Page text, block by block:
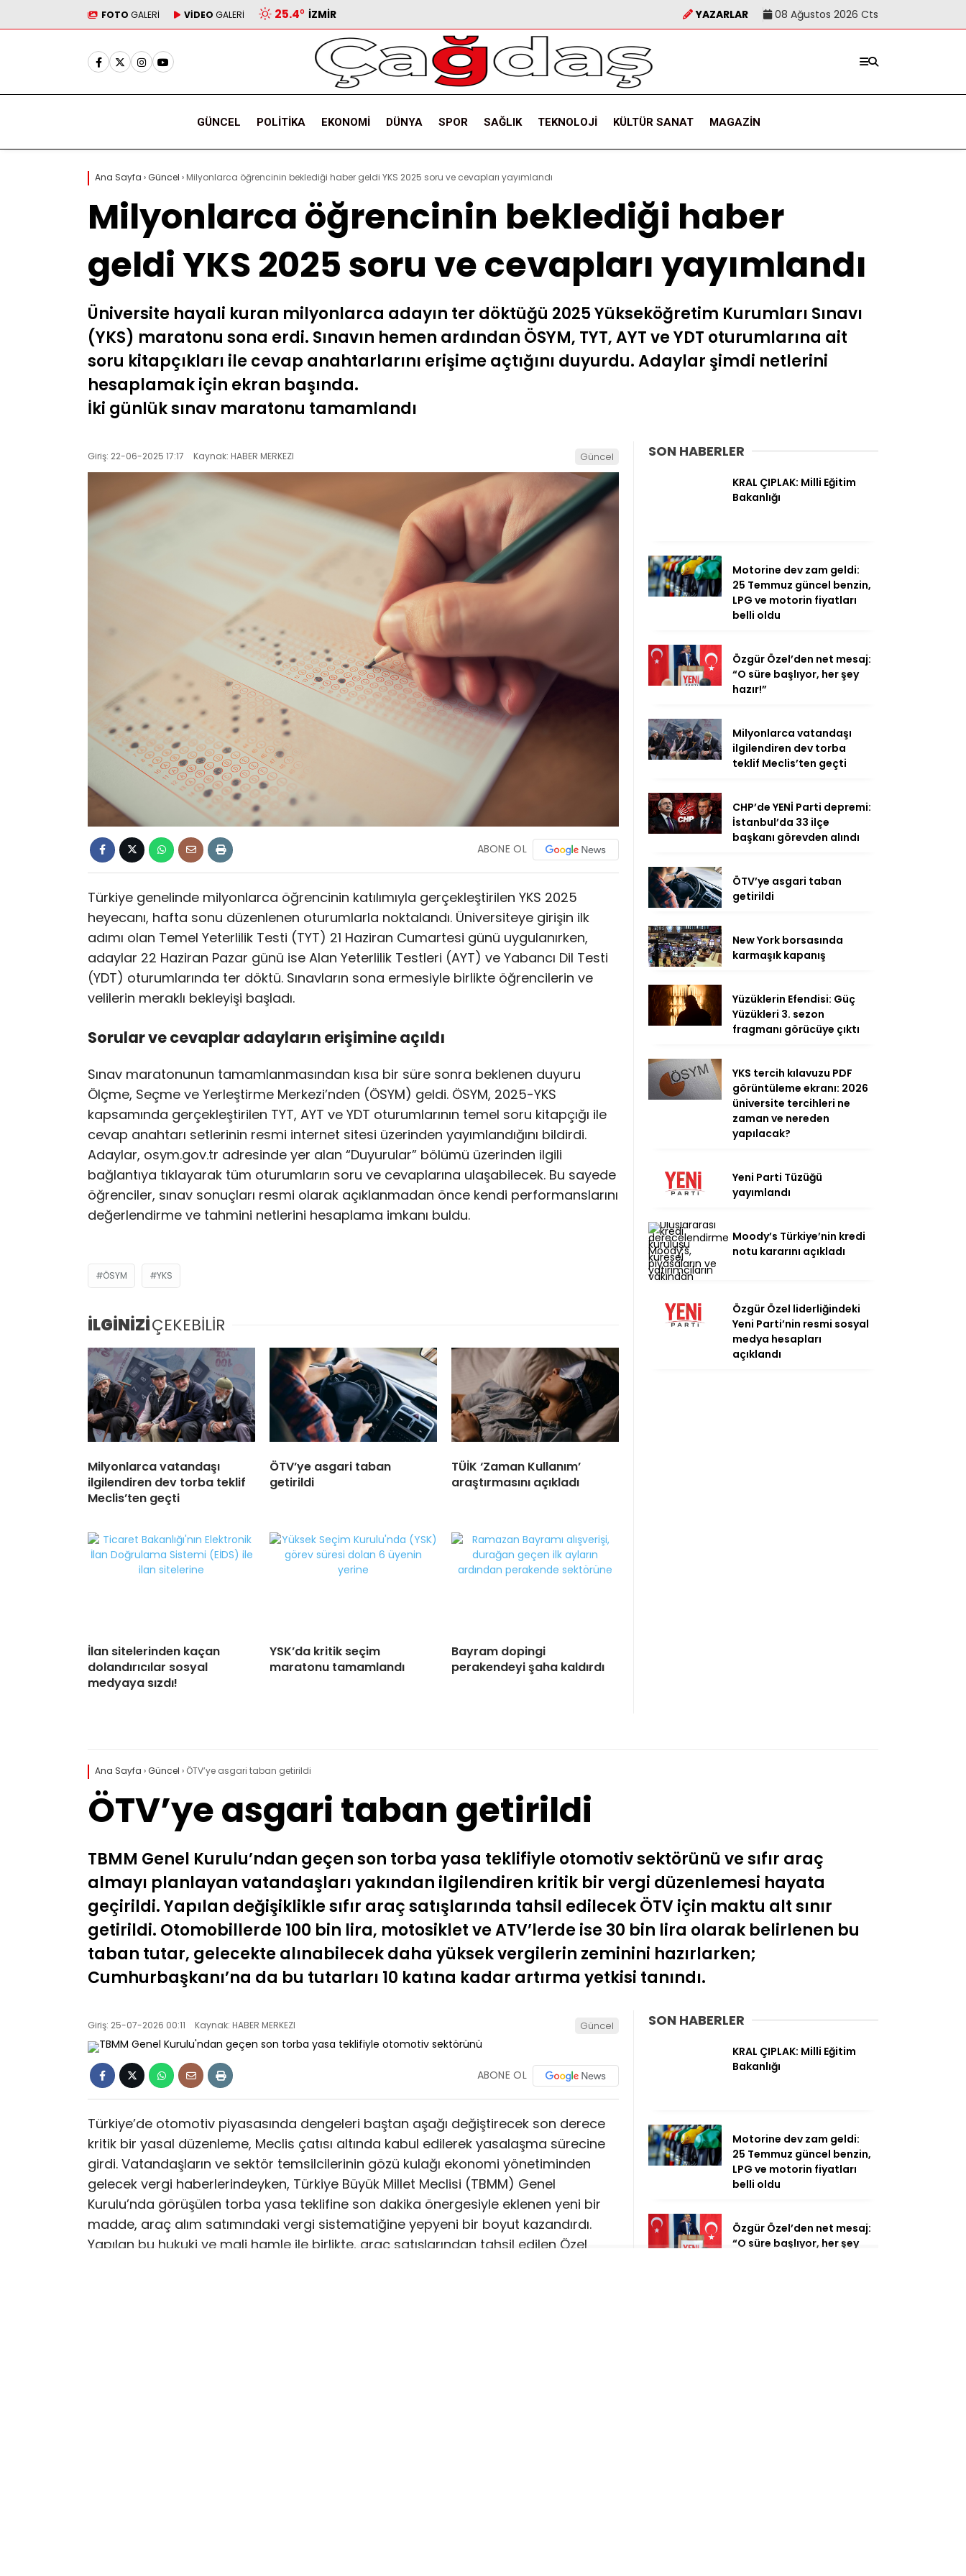
FOTO GALERİ VİDEO GALERİ 25.4° İZMIR YAZARLAR 08 Ağustos 2026 Cts
GÜNCEL POLITIKA EKONOMI DÜNYA SPOR SAĞLIK TEKNOLOJI KÜLTÜR SANAT MAGAZIN
Ana Sayfa ›Güncel › Milyonlarca öğrencinin beklediği haber geldi YKS 2025 soru ve cevapları yayımlandı
Milyonlarca öğrencinin beklediği haber
geldi YKS 2025 soru ve cevapları yayımlandı
Üniversite hayali kuran milyonlarca adayın ter döktüğü 2025 Yükseköğretim Kurumları Sınavı
(YKS) maratonu sona erdi. Sınavın hemen ardından ÖSYM, TYT, AYT ve YDT oturumlarına ait
soru kitapçıkları ile cevap anahtarlarını erişime açtığını duyurdu. Adaylar şimdi netlerini
hesaplamak için ekran başında.
İki günlük sınav maratonu tamamlandı
Giriş: 22-06-2025 17:17 Kaynak: HABER MERKEZI Güncel
ABONE OL
Türkiye genelinde milyonlarca öğrencinin katılımıyla gerçekleştirilen YKS 2025
heyecanı, hafta sonu düzenlenen oturumlarla noktalandı. Üniversiteye girişin ilk
adımı olan Temel Yeterlilik Testi (TYT) 21 Haziran Cumartesi günü uygulanırken,
adaylar 22 Haziran Pazar günü ise Alan Yeterlilik Testleri (AYT) ve Yabancı Dil Testi
(YDT) oturumlarında ter döktü. Sınavların sona ermesiyle birlikte öğrencilerin ve
velilerin meraklı bekleyişi başladı.
Sorular ve cevaplar adayların erişimine açıldı
Sınav maratonunun tamamlanmasından kısa bir süre sonra beklenen duyuru
Ölçme, Seçme ve Yerleştirme Merkezi’nden (ÖSYM) geldi. ÖSYM, 2025-YKS
kapsamında gerçekleştirilen TYT, AYT ve YDT oturumlarının temel soru kitapçığı ile
cevap anahtarı setlerinin resmi internet sitesi üzerinden yayımlandığını bildirdi.
Adaylar, osym.gov.tr adresinde yer alan “Duyurular” bölümü üzerinden ilgili
bağlantıya tıklayarak tüm oturumların soru ve cevaplarına ulaşabilecek. Bu sayede
öğrenciler, sınav sonuçları resmi olarak açıklanmadan önce kendi performanslarını
değerlendirme ve tahmini netlerini hesaplama imkanı buldu.
ÖSYM YKS
İLGİNİZİÇEKEBİLİR
Milyonlarca vatandaşı
ilgilendiren dev torba teklif
Meclis’ten geçti
ÖTV’ye asgari taban
getirildi
TÜİK ‘Zaman Kullanım’
araştırmasını açıkladı
İlan sitelerinden kaçan
dolandırıcılar sosyal
medyaya sızdı!
YSK’da kritik seçim
maratonu tamamlandı
Bayram dopingi
perakendeyi şaha kaldırdı
SON HABERLER
KRAL ÇIPLAK: Milli Eğitim
Bakanlığı
Motorine dev zam geldi:
25 Temmuz güncel benzin,
LPG ve motorin fiyatları
belli oldu
Özgür Özel’den net mesaj:
“O süre başlıyor, her şey
hazır!”
Milyonlarca vatandaşı
ilgilendiren dev torba
teklif Meclis’ten geçti
CHP’de YENİ Parti depremi:
İstanbul’da 33 ilçe
başkanı görevden alındı
ÖTV’ye asgari taban
getirildi
New York borsasında
karmaşık kapanış
Yüzüklerin Efendisi: Güç
Yüzükleri 3. sezon
fragmanı görücüye çıktı
YKS tercih kılavuzu PDF
görüntüleme ekranı: 2026
üniversite tercihleri ne
zaman ve nereden
yapılacak?
Yeni Parti Tüzüğü
yayımlandı
Moody’s Türkiye’nin kredi
notu kararını açıkladı
Özgür Özel liderliğindeki
Yeni Parti’nin resmi sosyal
medya hesapları
açıklandı
Ana Sayfa ›Güncel › ÖTV’ye asgari taban getirildi
ÖTV’ye asgari taban getirildi
TBMM Genel Kurulu’ndan geçen son torba yasa teklifiyle otomotiv sektörünü ve sıfır araç
almayı planlayan vatandaşları yakından ilgilendiren kritik bir vergi düzenlemesi hayata
geçirildi. Yapılan değişiklikle sıfır araç satışlarında tahsil edilecek ÖTV için maktu alt sınır
getirildi. Otomobillerde 100 bin lira, motosiklet ve ATV’lerde ise 30 bin lira olarak belirlenen bu
taban tutar, gelecekte alınabilecek daha yüksek vergilerin zeminini hazırlarken;
Cumhurbaşkanı’na da bu tutarları 10 katına kadar artırma yetkisi tanındı.
Giriş: 25-07-2026 00:11 Kaynak: HABER MERKEZI Güncel
ABONE OL
Türkiye’de otomotiv piyasasında dengeleri baştan aşağı değiştirecek son derece
kritik bir yasal düzenleme, Meclis çatısı altında kabul edilerek yasalaşma sürecine
girdi. Vatandaşların ve sektör temsilcilerinin gözü kulağı ekonomi yönetiminden
gelecek vergi haberlerindeyken, Türkiye Büyük Millet Meclisi (TBMM) Genel
Kurulu’nda görüşülen torba yasa teklifine son dakika önergesiyle eklenen yeni bir
madde, araç alım satımındaki vergi sistematiğine yepyeni bir boyut kazandırdı.
Yapılan bu hukuki ve mali hamle ile birlikte, araç satışlarından tahsil edilen Özel
SON HABERLER
KRAL ÇIPLAK: Milli Eğitim
Bakanlığı
Motorine dev zam geldi:
25 Temmuz güncel benzin,
LPG ve motorin fiyatları
belli oldu
Özgür Özel’den net mesaj:
“O süre başlıyor, her şey